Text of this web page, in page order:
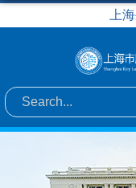
上